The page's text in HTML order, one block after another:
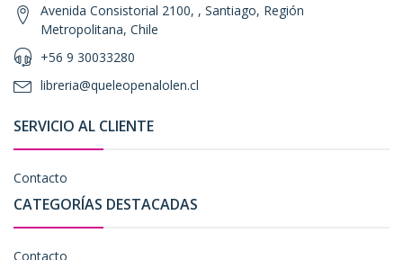
Avenida Consistorial 2100, , Santiago, Región
Metropolitana, Chile
+56 9 30033280
libreria@queleopenalolen.cl
SERVICIO AL CLIENTE
Contacto
CATEGORÍAS DESTACADAS
Contacto